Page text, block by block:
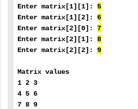
Enter matrix[1][1]: 5
Enter matrix[1][2]: 6
Enter matrix[2][0]: 7
Enter matrix[2][1]: 8
Enter matrix[2][2]: 9
Matrix values
1 2 3
4 5 6
7 8 9